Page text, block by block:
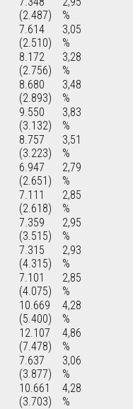
(2.487)
%
7.614
(2.510)
3,05
%
8.172
(2.756)
3,28
%
8.680
(2.893)
3,48
%
9.550
(3.132)
3,83
%
8.757
(3.223)
3,51
%
6.947
(2.651)
2,79
%
7.111
(2.618)
2,85
%
7.359
(3.515)
2,95
%
7.315
(4.315)
2,93
%
7.101
(4.075)
2,85
%
10.669
(5.400)
4,28
%
12.107
(7.478)
4,86
%
7.637
(3.877)
3,06
%
10.661
(3.703)
4,28
%